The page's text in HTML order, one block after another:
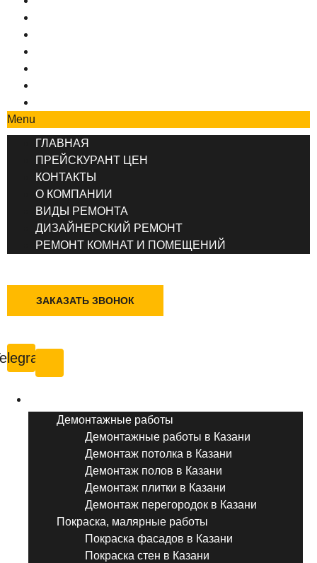
Menu
ГЛАВНАЯ
ПРЕЙСКУРАНТ ЦЕН
КОНТАКТЫ
О КОМПАНИИ
ВИДЫ РЕМОНТА
ДИЗАЙНЕРСКИЙ РЕМОНТ
РЕМОНТ КОМНАТ И ПОМЕЩЕНИЙ
ЗАКАЗАТЬ ЗВОНОК
Демонтажные работы
Демонтажные работы в Казани
Демонтаж потолка в Казани
Демонтаж полов в Казани
Демонтаж плитки в Казани
Демонтаж перегородок в Казани
Покраска, малярные работы
Покраска фасадов в Казани
Покраска стен в Казани